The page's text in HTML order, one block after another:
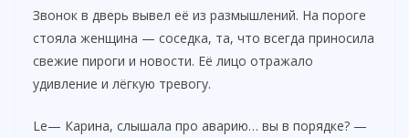
Звонок в дверь вывел её из размышлений. На пороге
стояла женщина — соседка, та, что всегда приносила
свежие пироги и новости. Её лицо отражало
удивление и лёгкую тревогу.
Le— Карина, слышала про аварию… вы в порядке? —